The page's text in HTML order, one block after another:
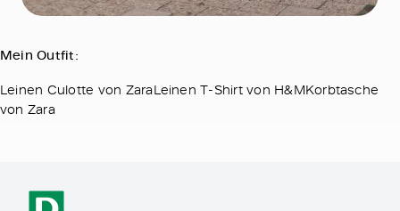
Mein Outfit:
Leinen Culotte von ZaraLeinen T-Shirt von H&MKorbtasche
von Zara